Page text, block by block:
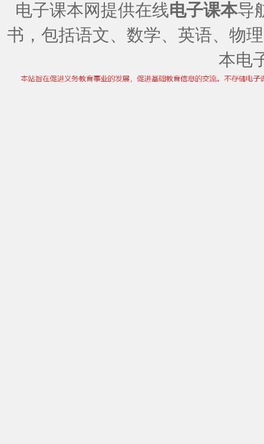
电子课本网提供在线电子课本导
书，包括语文、数学、英语、物
本电